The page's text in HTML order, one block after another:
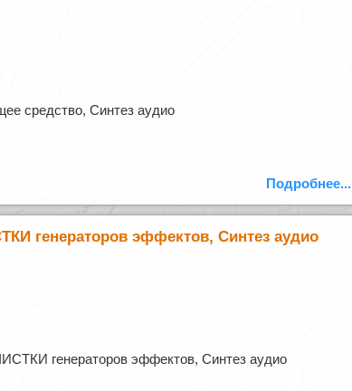
средство, Синтез аудио
Подробнее...
генераторов эффектов, Синтез аудио
генераторов эффектов, Синтез аудио